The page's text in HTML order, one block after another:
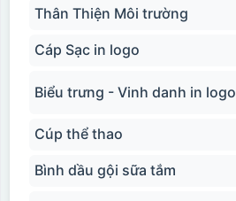
Hộp xi ly sứ
Thân Thiện Môi trường
Cáp Sạc in logo
Biểu trưng - Vinh danh in logo
Cúp thể thao
Bình dầu gội sữa tắm